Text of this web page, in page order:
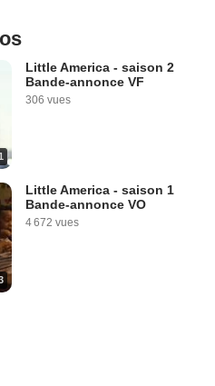
Little America - saison 2
Bande-annonce VF
306 vues
Little America - saison 1
Bande-annonce VO
4 672 vues